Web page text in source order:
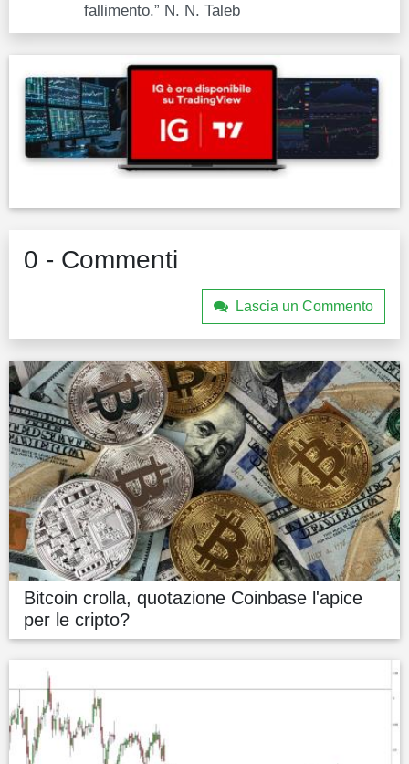
fallimento.” N. N. Taleb
0 - Commenti
Lascia un Commento
Bitcoin crolla, quotazione Coinbase l'apice
per le cripto?